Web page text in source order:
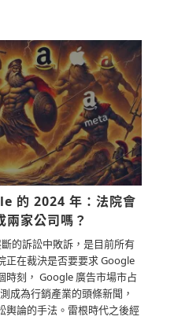
的 2024 年：法院會
家公司嗎？
的訴訟中敗訴，是目前所有
正在裁決是否要要求 Google
時刻， Google 廣告市場市占
成為行銷產業的頭條新聞，
輿論的手法。雷根時代之後經